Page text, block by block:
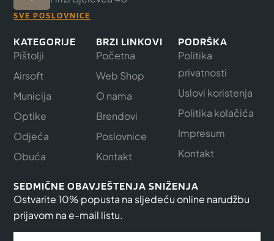
SVE POSLOVNICE
KATEGORIJE
Pištolji
Airsoft
Municija
Optike
Odjeća
Obuća
BRZI LINKOVI
Početna
Web Shop
O nama
Brendovi
Poslovnice
Kontakt
PODRŠKA
Politika
privatnosti
Uslovi koristenja
Politika kolačića
Impresum
Kontakt
SEDMIČNE OBAVJEŠTENJA SNIŽENJA
Ostvarite 10% popusta na sljedeću online narudžbu
prijavom na e-mail listu.